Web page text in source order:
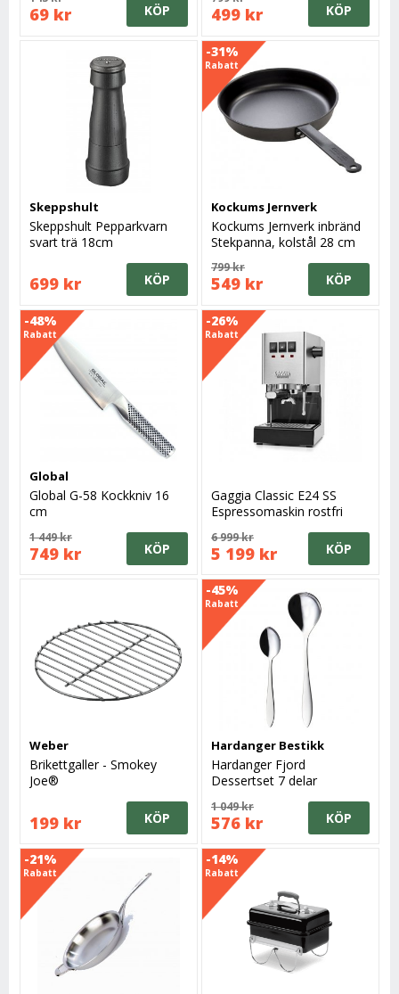
69 kr KÖP 499 kr KÖP
Skeppshult
Skeppshult Pepparkvarn
svart trä 18cm
699 kr KÖP
-31%
Rabatt
Kockums Jernverk
Kockums Jernverk inbränd
Stekpanna, kolstål 28 cm
799 kr
549 kr KÖP
-48%
Rabatt
Global
Global G-58 Kockkniv 16
cm
1 449 kr
749 kr KÖP
-26%
Rabatt
Gaggia Classic E24 SS
Espressomaskin rostfri
6 999 kr
5 199 kr KÖP
Weber
Brikettgaller - Smokey
Joe®
199 kr KÖP
-45%
Rabatt
Hardanger Bestikk
Hardanger Fjord
Dessertset 7 delar
1 049 kr
576 kr KÖP
-21%
Rabatt
-14%
Rabatt